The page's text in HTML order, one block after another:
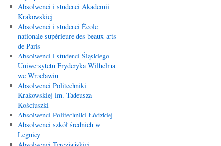
Absolwenci i studenci Akademii
Krakowskiej
Absolwenci i studenci École
nationale supérieure des beaux-arts
de Paris
Absolwenci i studenci Śląskiego
Uniwersytetu Fryderyka Wilhelma
we Wrocławiu
Absolwenci Politechniki
Krakowskiej im. Tadeusza
Kościuszki
Absolwenci Politechniki Łódzkiej
Absolwenci szkół średnich w
Legnicy